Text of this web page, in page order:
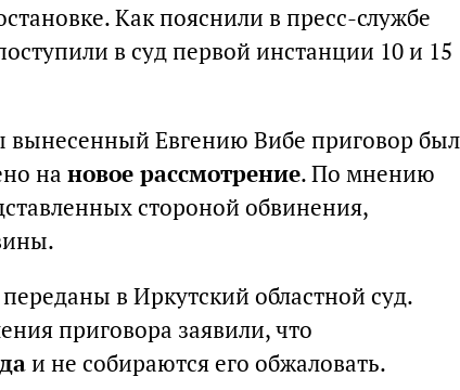
Как пояснили в пресс-службе
в суд первой инстанции 10 и 15
вынесенный Евгению Вибе приговор был
на новое рассмотрение. По мнению
стороной обвинения,
в Иркутский областной суд.
приговора заявили, что
и не собираются его обжаловать.